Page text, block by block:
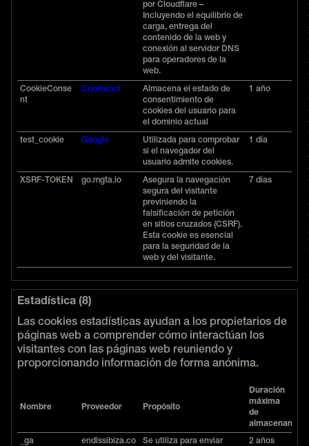
por Cloudflare –
Incluyendo el equilibrio de
carga, entrega del
contenido de la web y
conexión al servidor DNS
para operadores de la
web.
CookieConse
nt
Cookiebot
Almacena el estado de
consentimiento de
cookies del usuario para
el dominio actual
1 año
test_cookie Google
Utilizada para comprobar
si el navegador del
usuario admite cookies.
1 día
XSRF-TOKEN go.mgta.io
Asegura la navegación
segura del visitante
previniendo la
falsificación de petición
en sitios cruzados (CSRF).
Esta cookie es esencial
para la seguridad de la
web y del visitante.
7 días
Estadística (8)
Las cookies estadísticas ayudan a los propietarios de
páginas web a comprender cómo interactúan los
visitantes con las páginas web reuniendo y
proporcionando información de forma anónima.
Nombre Proveedor Propósito
Duración
máxima
de
_ga
endlssibiza.co
Se utiliza para enviar
2 años